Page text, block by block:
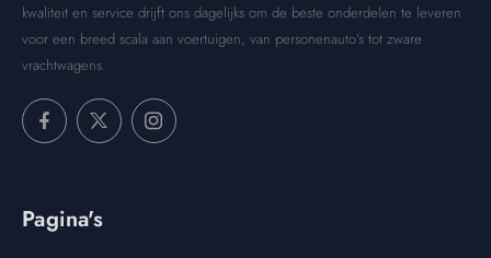
kwaliteit en service drijft ons dagelijks om de beste onderdelen te leveren
voor een breed scala aan voertuigen, van personenauto’s tot zware
vrachtwagens.
Pagina's